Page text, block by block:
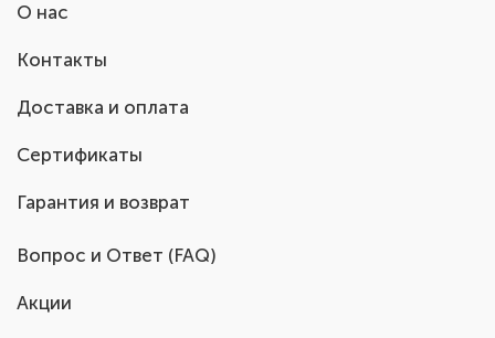
О нас
Контакты
Доставка и оплата
Сертификаты
Гарантия и возврат
Вопрос и Ответ (FAQ)
Акции